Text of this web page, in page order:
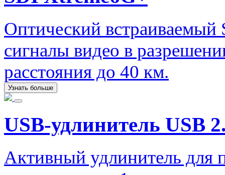
Оптический
сигналы видео в
расстояния до 40 км.
Узнать больше
USB-удлинитель USB
Активный удлинитель для